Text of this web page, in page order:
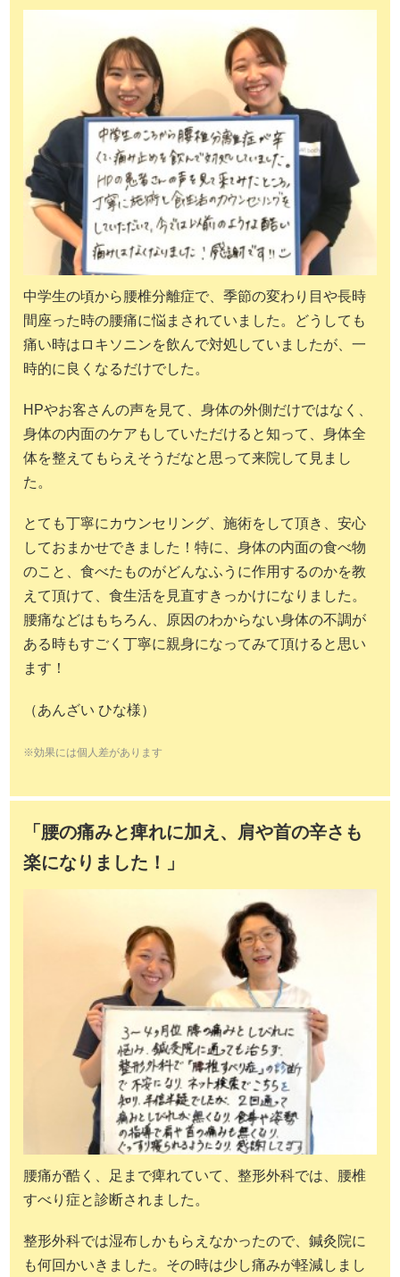
中学生の頃から腰椎分離症で、季節の変わり目や長時
間座った時の腰痛に悩まされていました。どうしても
痛い時はロキソニンを飲んで対処していましたが、一
時的に良くなるだけでした。
HPやお客さんの声を見て、身体の外側だけではなく、
身体の内面のケアもしていただけると知って、身体全
体を整えてもらえそうだなと思って来院して見まし
た。
とても丁寧にカウンセリング、施術をして頂き、安心
しておまかせできました！特に、身体の内面の食べ物
のこと、食べたものがどんなふうに作用するのかを教
えて頂けて、食生活を見直すきっかけになりました。
腰痛などはもちろん、原因のわからない身体の不調が
ある時もすごく丁寧に親身になってみて頂けると思い
ます！
（あんざい ひな様）
※効果には個人差があります
「腰の痛みと痺れに加え、肩や首の辛さも
楽になりました！」
腰痛が酷く、足まで痺れていて、整形外科では、腰椎
すべり症と診断されました。
整形外科では湿布しかもらえなかったので、鍼灸院に
も何回かいきました。その時は少し痛みが軽減しまし